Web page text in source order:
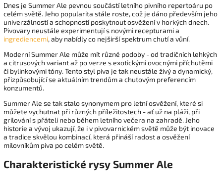
Dnes je Summer Ale pevnou součástí letního pivního repertoáru po
celém světě. Jeho popularita stále roste, což je dáno především jeho
univerzálností a schopností poskytnout osvěžení v horkých dnech.
Pivovary neustále experimentují s novými recepturami a
ingrediencemi, aby nabídly co nejširší spektrum chutí a vůní.
Moderní Summer Ale může mít různé podoby - od tradičních lehkých
a citrusových variant až po verze s exotickými ovocnými příchutěmi
či bylinkovými tóny. Tento styl piva je tak neustále živý a dynamický,
přizpůsobující se aktuálním trendům a chuťovým preferencím
konzumentů.
Summer Ale se tak stalo synonymem pro letní osvěžení, které si
můžete vychutnat při různých příležitostech - ať už na pláži, při
grilování s přáteli nebo během letního večera na zahradě. Jeho
historie a vývoj ukazují, že i v pivovarnickém světě může být inovace
a tradice skvělou kombinací, která přináší radost a osvěžení
milovníkům piva po celém světě.
Charakteristické rysy Summer Ale